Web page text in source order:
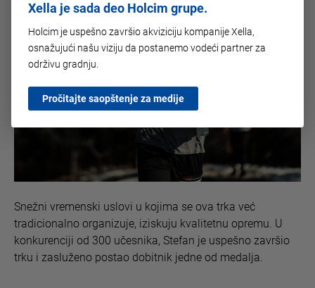
Snežni vremenski uslovi u kojima se ova trka već
tradicionalno organizuje, iziskuju kvalitetnu opremu. U
konkurenciji od 300 učesnika, Stefan je uspešno završio
trku i zasluženo postao dobitnik jedne od medalja.
Xella je sada deo Holcim grupe.
Holcim je uspešno završio akviziciju kompanije Xella,
osnažujući našu viziju da postanemo vodeći partner za
održivu gradnju.
Pročitajte saopštenje za medije